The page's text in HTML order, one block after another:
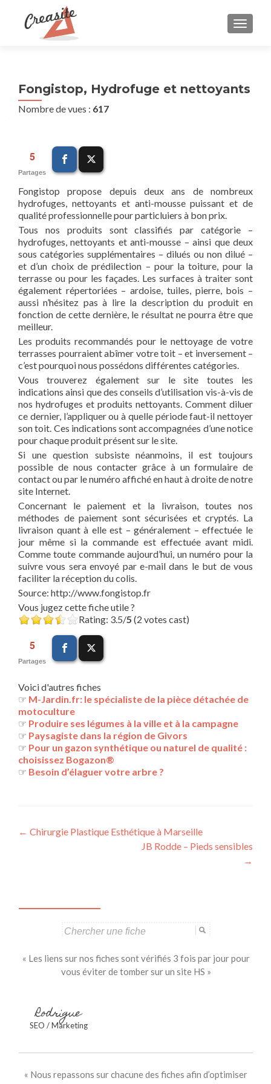
Fongistop, Hydrofuge et nettoyants
Nombre de vues : 617
5
Partages
Fongistop propose depuis deux ans de nombreux
hydrofuges, nettoyants et anti-mousse puissant et de
qualité professionnelle pour particluiers à bon prix.
Tous nos produits sont classifiés par catégorie –
hydrofuges, nettoyants et anti-mousse – ainsi que deux
sous catégories supplémentaires – dilués ou non dilué –
et d’un choix de prédilection – pour la toiture, pour la
terrasse ou pour les façades. Les surfaces à traiter sont
également répertoriées – ardoise, tuiles, pierre, bois –
aussi n’hésitez pas à lire la description du produit en
fonction de cette dernière, le résultat ne pourra être que
meilleur.
Les produits recommandés pour le nettoyage de votre
terrasses pourraient abîmer votre toit – et inversement –
c’est pourquoi nous possédons différentes catégories.
Vous trouverez également sur le site toutes les
indications ainsi que des conseils d’utilisation vis-à-vis de
nos hydrofuges et produits nettoyants. Comment diluer
ce dernier, l’appliquer ou à quelle période faut-il nettoyer
son toit. Ces indications sont accompagnées d’une notice
pour chaque produit présent sur le site.
Si une question subsiste néanmoins, il est toujours
possible de nous contacter grâce à un formulaire de
contact ou par le numéro affiché en haut à droite de notre
site Internet.
Concernant le paiement et la livraison, toutes nos
méthodes de paiement sont sécurisées et cryptés. La
livraison quant à elle est – généralement – effectuée le
jour même si la commande est effectuée avant midi.
Comme toute commande aujourd’hui, un numéro pour la
suivre vous sera envoyé par e-mail dans le but de vous
faciliter la réception du colis.
Source: http://www.fongistop.fr
Vous jugez cette fiche utile ?
Rating: 3.5/5 (2 votes cast)
5
Partages
Voici d'autres fiches
☞ M-Jardin.fr: le spécialiste de la pièce détachée de
motoculture
☞ Produire ses légumes à la ville et à la campagne
☞ Paysagiste dans la région de Givors
☞ Pour un gazon synthétique ou naturel de qualité :
choisissez Bogazon®
☞ Besoin d’élaguer votre arbre ?
Navigation
← Chirurgie Plastique Esthétique à Marseille
JB Rodde – Pieds sensibles
→
« Les liens sur nos fiches sont vérifiés 3 fois par jour pour
vous éviter de tomber sur un site HS »
Rodrigue
SEO / Marketing
« Nous repassons sur chacune des fiches afin d’optimiser